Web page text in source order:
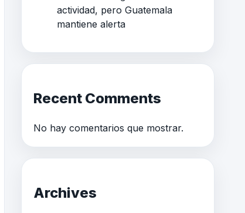
actividad, pero Guatemala
mantiene alerta
Recent Comments
No hay comentarios que mostrar.
Archives